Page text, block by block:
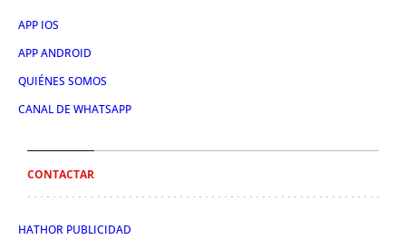
APP IOS
APP ANDROID
QUIÉNES SOMOS
CANAL DE WHATSAPP
CONTACTAR
HATHOR PUBLICIDAD